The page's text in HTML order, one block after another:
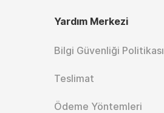
Yardım Merkezi
Bilgi Güvenliği Politikası
Teslimat
Ödeme Yöntemleri